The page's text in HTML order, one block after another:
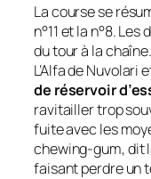
La course se
n°11 et la n°8.
du tour à la
L’Alfa de Nuvolari
de réservoir
ravitailler trop
fuite avec les
chewing-gum, dit
faisant perdre un